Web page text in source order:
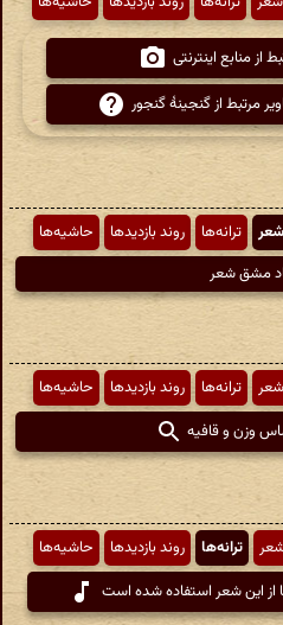
از منابع اینترنتی
مرتبط از گنجینهٔ گنجور
ترانه‌ها روند بازدیدها
حاشیه‌ها
مشق شعر
ترانه‌ها روند بازدیدها
حاشیه‌ها
وزن و قافیه
ترانه‌ها روند بازدیدها
حاشیه‌ها
از این شعر استفاده شده است